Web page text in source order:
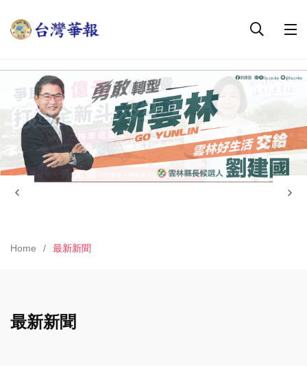
Home 最新新聞
最新新聞